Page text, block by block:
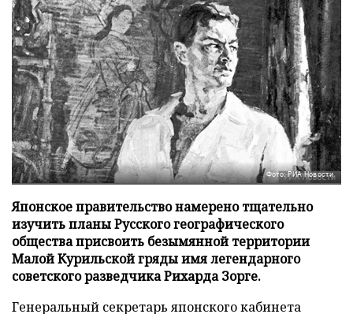
Фото: РИА Новости
Японское правительство намерено тщательно
изучить планы Русского географического
общества присвоить безымянной территории
Малой Курильской гряды имя легендарного
советского разведчика Рихарда Зорге.
Генеральный секретарь японского кабинета